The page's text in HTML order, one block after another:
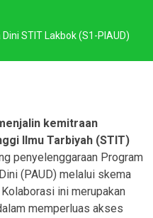
STIT Lakbok (S1-PIAUD)
kemitraan
Ilmu Tarbiyah (STIT)
penyelenggaraan Program
(PAUD) melalui skema
ini merupakan
memperluas akses